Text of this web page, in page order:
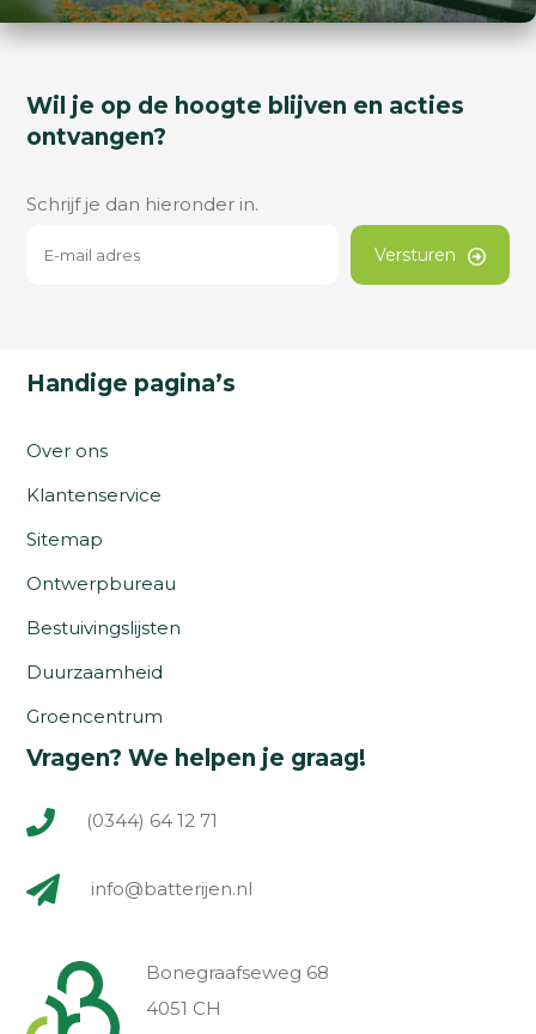
Wil je op de hoogte blijven en acties
ontvangen?
Schrijf je dan hieronder in.
Versturen
Handige pagina’s
Over ons
Klantenservice
Sitemap
Ontwerpbureau
Bestuivingslijsten
Duurzaamheid
Groencentrum
Vragen? We helpen je graag!
(0344) 64 12 71
info@batterijen.nl
Bonegraafseweg 68
4051 CH